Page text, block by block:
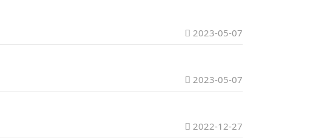
2023-05-07
2023-05-07
2022-12-27